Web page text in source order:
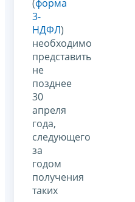
(форма
3-
НДФЛ)
необходимо
представить
не
позднее
30
апреля
года,
следующего
за
годом
получения
таких